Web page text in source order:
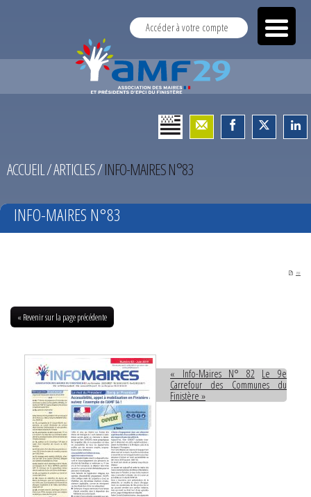
Accéder à votre compte
ACCUEIL/ARTICLES/INFO-MAIRES N°83
INFO-MAIRES N°83
PDF
« Revenir sur la page précédente
« Info-Maires N° 82
Le 9e
Carrefour des Communes du
Finistère »